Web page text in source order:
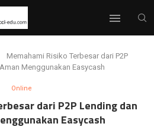
Memahami Risiko Terbesar dari P2P
Menggunakan Easycash
Online
dari P2P Lending dan
Easycash